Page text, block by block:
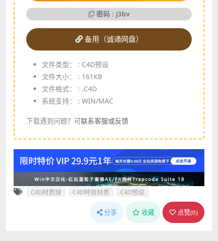
密码 : j3bv
备用（诚通网盘）
文件类型： : C4D预设
文件大小： : 161KB
文件格式： : .C4D
系统支持： : WIN/MAC
下载遇到问题？可联系客服或反馈
C4D材质球 C4D特效材质 C4D预设
分享 收藏 点赞(0)